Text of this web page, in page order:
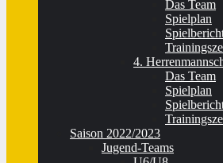
Das Team
Spielplan
4.
Das Team
Spielplan
Saison 2022/2023
Jugend-Teams